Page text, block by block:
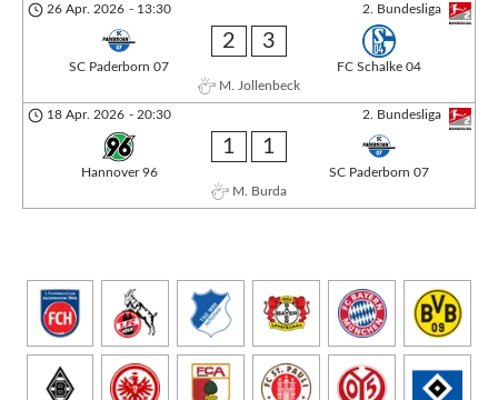
2. Bundesliga
26 Apr. 2026 - 13:30
SC Paderborn 07
2 3
FC Schalke 04
M. Jollenbeck
2. Bundesliga
18 Apr. 2026 - 20:30
Hannover 96
1 1
SC Paderborn 07
M. Burda